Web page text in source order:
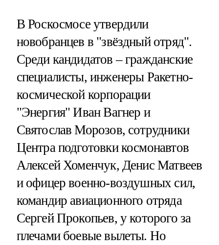
В Роскосмосе утвердили
новобранцев в "звёздный отряд".
Среди кандидатов – гражданские
специалисты, инженеры Ракетно-
космической корпорации
"Энергия" Иван Вагнер и
Святослав Морозов, сотрудники
Центра подготовки космонавтов
Алексей Хоменчук, Денис Матвеев
и офицер военно-воздушных сил,
командир авиационного отряда
Сергей Прокопьев, у которого за
плечами боевые вылеты. Но